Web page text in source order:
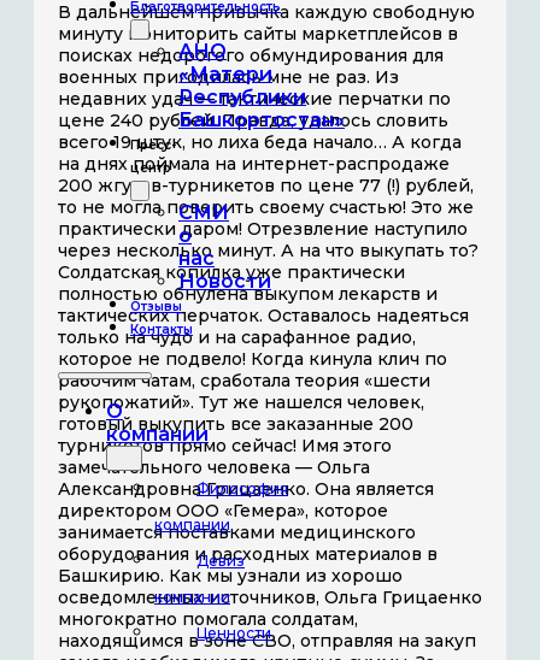
Благотворительность
АНО
«Матери
Республики
Башкортостан»
Пресс-
центр
СМИ
о
нас
Новости
Отзывы
Контакты
О
компании
Философия
компании
Девиз
компании
Ценности
В дальнейшем привычка каждую свободную
минуту мониторить сайты маркетплейсов в
поисках недорогого обмундирования для
военных пригодилась мне не раз. Из
недавних удач — тактические перчатки по
цене 240 рублей. Правда, удалось словить
всего 19 штук, но лиха беда начало… А когда
на днях поймала на интернет-распродаже
200 жгутов-турникетов по цене 77 (!) рублей,
то не могла поверить своему счастью! Это же
практически даром! Отрезвление наступило
через несколько минут. А на что выкупать то?
Солдатская копилка уже практически
полностью обнулена выкупом лекарств и
тактических перчаток. Оставалось надеяться
только на чудо и на сарафанное радио,
которое не подвело! Когда кинула клич по
рабочим чатам, сработала теория «шести
рукопожатий». Тут же нашелся человек,
готовый выкупить все заказанные 200
турникетов прямо сейчас! Имя этого
замечательного человека — Ольга
Александровна Грицаенко. Она является
директором ООО «Гемера», которое
занимается поставками медицинского
оборудования и расходных материалов в
Башкирию. Как мы узнали из хорошо
осведомленных источников, Ольга Грицаенко
многократно помогала солдатам,
находящимся в зоне СВО, отправляя на закуп